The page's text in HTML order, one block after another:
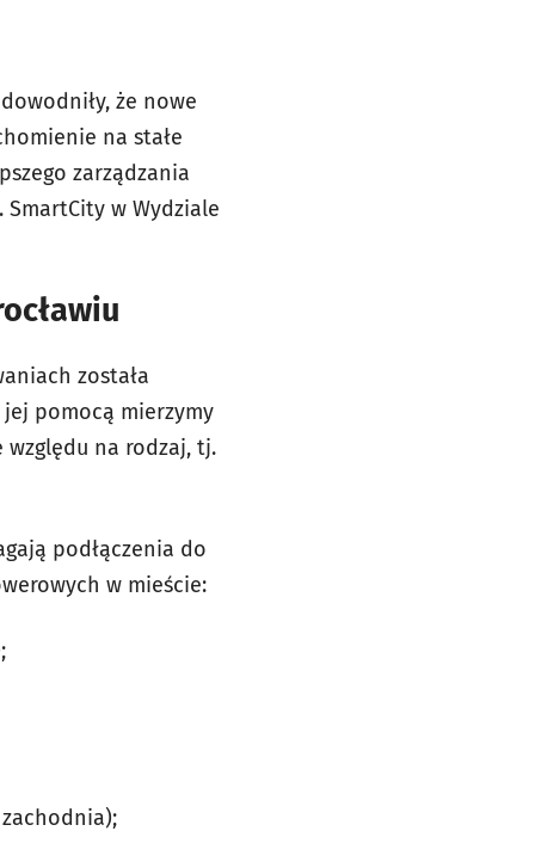
że nowe
na stałe
zarządzania
w Wydziale
została
pomocą mierzymy
na rodzaj, tj.
podłączenia do
w mieście: